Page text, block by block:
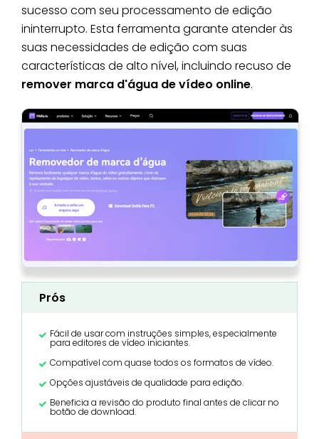
sucesso com seu processamento de edição
ininterrupto. Esta ferramenta garante atender às
suas necessidades de edição com suas
características de alto nível, incluindo recuso de
remover marca d'água de vídeo online.
Prós
Fácil de usar com instruções simples, especialmente
para editores de vídeo iniciantes.
Compatível com quase todos os formatos de vídeo.
Opções ajustáveis de qualidade para edição.
Beneficia a revisão do produto final antes de clicar no
botão de download.